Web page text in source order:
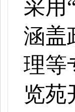
采用
涵盖
理等
览苑